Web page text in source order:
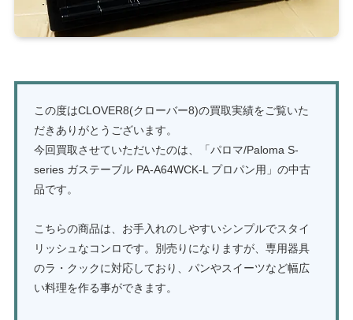
この度はCLOVER8(クローバー8)の買取実績をご覧いた
だきありがとうございます。
今回買取させていただいたのは、「パロマ/Paloma S-
series ガステーブル PA-A64WCK-L プロパン用」の中古
品です。
こちらの商品は、お手入れのしやすいシンプルでスタイ
リッシュなコンロです。別売りになりますが、専用器具
のラ・クックに対応しており、パンやスイーツなど幅広
い料理を作る事ができます。